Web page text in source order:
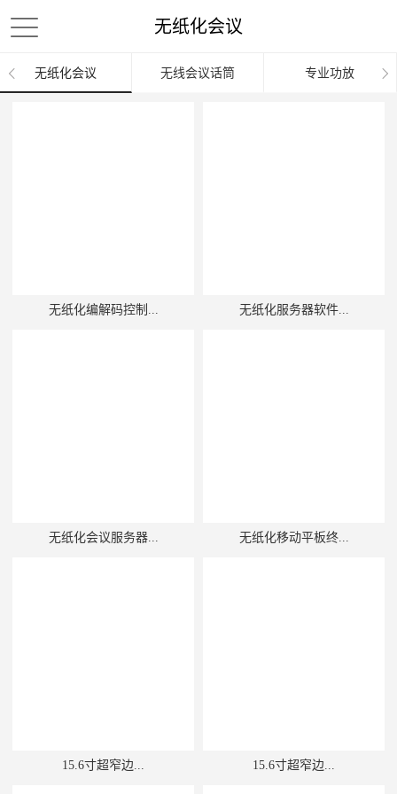
无纸化会议
无纸化会议 无线会议话筒 专业功放
无纸化编解码控制... 无纸化服务器软件...
无纸化会议服务器... 无纸化移动平板终...
15.6寸超窄边... 15.6寸超窄边...